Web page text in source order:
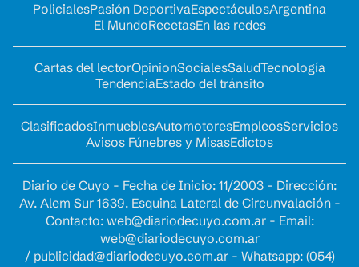
PolicialesPasión DeportivaEspectáculosArgentina
El MundoRecetasEn las redes
Cartas del lectorOpinionSocialesSaludTecnología
TendenciaEstado del tránsito
ClasificadosInmueblesAutomotoresEmpleosServicios
Avisos Fúnebres y MisasEdictos
Diario de Cuyo - Fecha de Inicio: 11/2003 - Dirección:
Av. Alem Sur 1639. Esquina Lateral de Circunvalación -
Contacto: web@diariodecuyo.com.ar- Email:
web@diariodecuyo.com.ar
/ publicidad@diariodecuyo.com.ar- Whatsapp: (054)